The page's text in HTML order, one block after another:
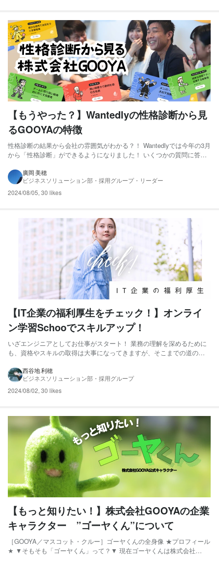
【もうやった？】Wantedlyの性格診断から見
るGOOYAの特徴
性格診断の結果から会社の雰囲気がわかる？！ Wantedlyでは今年の3月
から「性格診断」ができるようになりました！ いくつかの質問に答え
「理想の働き方」や「コミュニケーション傾向」までわかるようにな
ります。 ではこの結果から会社の雰囲気も読み取る...
廣岡 美穂
ビジネスソリューション部・採用グループ・リーダー
2024/08/05, 30 likes
【IT企業の福利厚生をチェック！】オンライ
ン学習Schooでスキルアップ！
いざエンジニアとしてお仕事がスタート！ 業務の理解を深めるために
も、資格やスキルの取得は大事になってきますが、そこまでの道のり
の皆様のスキルアップを応援するため、オンライン学習ツール
「Schoo」を導入しています！ Schooとは 動画型教材...
西谷地 利穂
ビジネスソリューション部・採用グループ
2024/08/02, 30 likes
【もっと知りたい！】株式会社GOOYAの企業
キャラクター ”ゴーヤくん”について
［GOOYA／マスコット・クルー］ゴーヤくんの全身像 ★プロフィール
★ ▼そもそも「ゴーヤくん」って？▼ 現在ゴーヤくんは株式会社